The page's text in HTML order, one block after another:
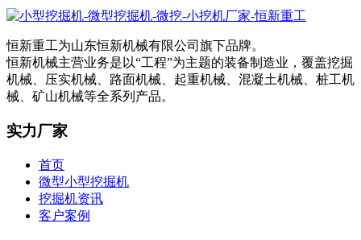
恒新重工为山东恒新机械有限公司旗下品牌。
恒新机械主营业务是以“工程”为主题的装备制造业，覆盖挖掘
机械、压实机械、路面机械、起重机械、混凝土机械、桩工机
械、矿山机械等全系列产品。
实力厂家
首页
微型小型挖掘机
挖掘机资讯
客户案例